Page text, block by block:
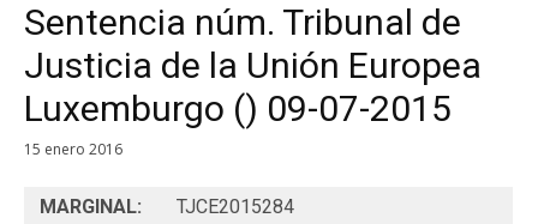
Sentencia núm. Tribunal de
Justicia de la Unión Europea
Luxemburgo () 09-07-2015
15 enero 2016
MARGINAL: TJCE2015284